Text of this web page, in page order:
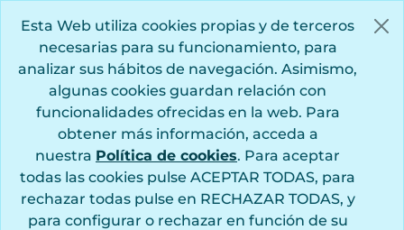
Esta Web utiliza cookies propias y de terceros
necesarias para su funcionamiento, para
analizar sus hábitos de navegación. Asimismo,
algunas cookies guardan relación con
funcionalidades ofrecidas en la web. Para
obtener más información, acceda a
nuestra Política de cookies. Para aceptar
todas las cookies pulse ACEPTAR TODAS, para
rechazar todas pulse en RECHAZAR TODAS, y
para configurar o rechazar en función de su